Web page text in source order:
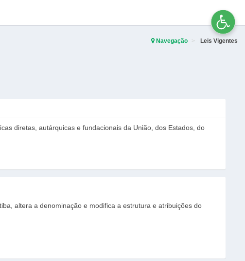
Navegação Leis Vigentes
diretas, autárquicas e fundacionais da União, dos Estados, do
altera a denominação e modifica a estrutura e atribuições do